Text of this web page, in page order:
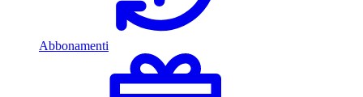
Abbonamenti